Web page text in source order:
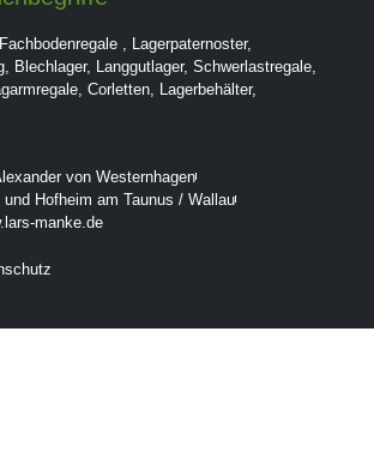
Fachbodenregale , Lagerpaternoster,
, Blechlager, Langgutlager, Schwerlastregale,
, Corletten, Lagerbehälter,
von Westernhagen
und Hofheim am Taunus / Wallau
manke.de